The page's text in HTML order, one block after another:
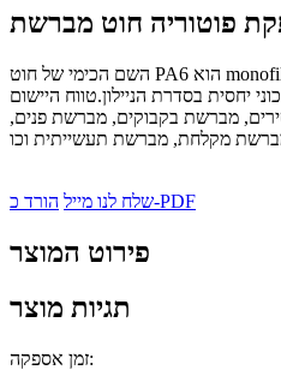
השם הכימי של חוט PA6 הוא monofilament polycaprolactam, המורכב
יחסית בסדרת הניילון.טווח היישום
מברשת בקבוקים, מברשת פנים,
שלח לנו מיילהורד כ-PDF
פירוט המוצר
תגיות מוצר
זמן אספקה: